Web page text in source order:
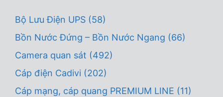
Bộ Lưu Điện UPS (58)
Bồn Nước Đứng – Bồn Nước Ngang (66)
Camera quan sát (492)
Cáp điện Cadivi (202)
Cáp mạng, cáp quang PREMIUM LINE (11)